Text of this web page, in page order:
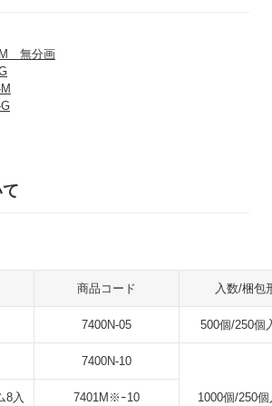
0022 東京都町田市森野1-27-14
TEL：042-723-4670 (代表)
無分画
商品コード 入数/梱包
7400N-05 500個/250個
7400N-10
1000個/250
8入 7401M※ｰ10